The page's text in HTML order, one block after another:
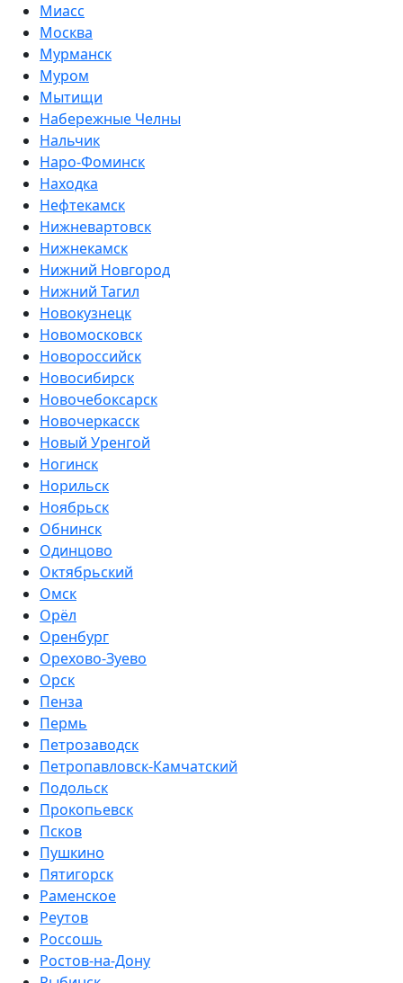
Миасс
Москва
Мурманск
Муром
Мытищи
Набережные Челны
Нальчик
Наро-Фоминск
Находка
Нефтекамск
Нижневартовск
Нижнекамск
Нижний Новгород
Нижний Тагил
Новокузнецк
Новомосковск
Новороссийск
Новосибирск
Новочебоксарск
Новочеркасск
Новый Уренгой
Ногинск
Норильск
Ноябрьск
Обнинск
Одинцово
Октябрьский
Омск
Орёл
Оренбург
Орехово-Зуево
Орск
Пенза
Пермь
Петрозаводск
Петропавловск-Камчатский
Подольск
Прокопьевск
Псков
Пушкино
Пятигорск
Раменское
Реутов
Россошь
Ростов-на-Дону